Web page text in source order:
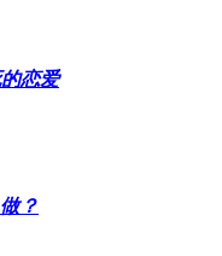
恋爱
？